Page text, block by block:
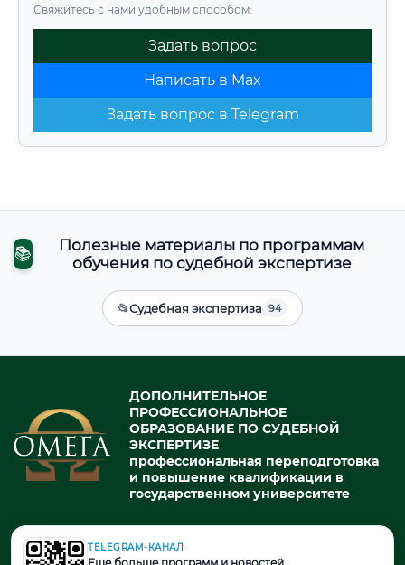
Свяжитесь с нами удобным способом:
Задать вопрос
Написать в Max
Задать вопрос в Telegram
📚
Полезные материалы по программам
обучения по судебной экспертизе
📂Судебная экспертиза 94
ДОПОЛНИТЕЛЬНОЕ
ПРОФЕССИОНАЛЬНОЕ
ОБРАЗОВАНИЕ ПО СУДЕБНОЙ
ЭКСПЕРТИЗЕ
профессиональная переподготовка
и повышение квалификации в
государственном университете
© 2026. При использовании материалов портала активная ссылка
TELEGRAM-КАНАЛ